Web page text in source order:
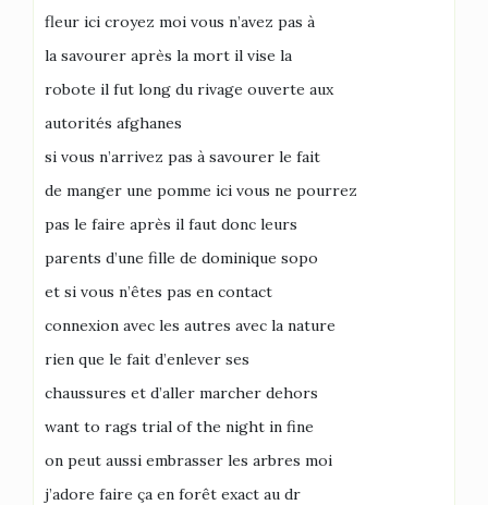
fleur ici croyez moi vous n’avez pas à
la savourer après la mort il vise la
robote il fut long du rivage ouverte aux
autorités afghanes
si vous n’arrivez pas à savourer le fait
de manger une pomme ici vous ne pourrez
pas le faire après il faut donc leurs
parents d’une fille de dominique sopo
et si vous n’êtes pas en contact
connexion avec les autres avec la nature
rien que le fait d’enlever ses
chaussures et d’aller marcher dehors
want to rags trial of the night in fine
on peut aussi embrasser les arbres moi
j’adore faire ça en forêt exact au dr